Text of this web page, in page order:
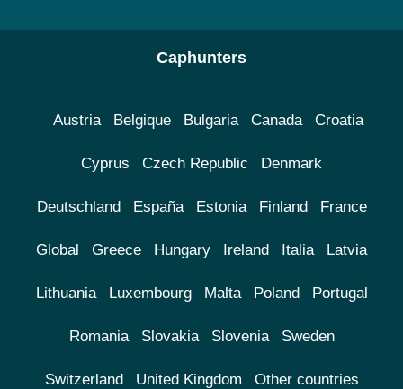
Caphunters
Austria Belgique Bulgaria Canada Croatia
Cyprus Czech Republic Denmark
Deutschland España Estonia Finland France
Global Greece Hungary Ireland Italia Latvia
Lithuania Luxembourg Malta Poland Portugal
Romania Slovakia Slovenia Sweden
Switzerland United Kingdom Other countries